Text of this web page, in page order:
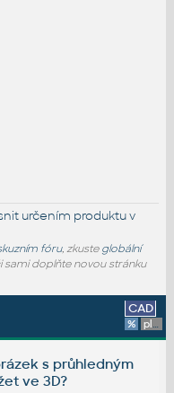
určením produktu v
fóru, zkuste globální
sami doplňte novou stránku
CAD
% platforma
s průhledným
ve 3D?